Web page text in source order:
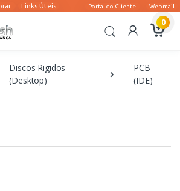
0
Discos Rigidos
(Desktop)
PCB
(IDE)